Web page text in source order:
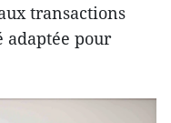
transactions
adaptée pour